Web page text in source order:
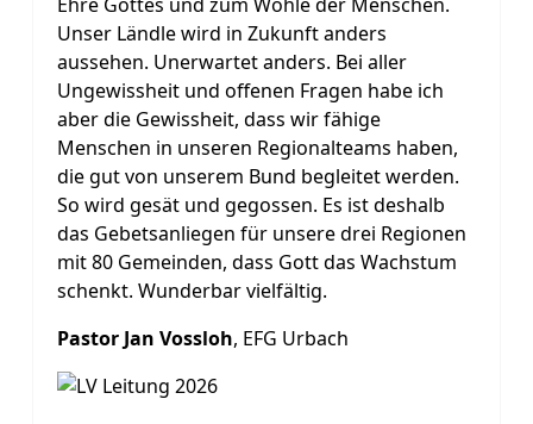
Unser Ländle wird in Zukunft anders
aussehen. Unerwartet anders. Bei aller
Ungewissheit und offenen Fragen habe ich
aber die Gewissheit, dass wir fähige
Menschen in unseren Regionalteams haben,
die gut von unserem Bund begleitet werden.
So wird gesät und gegossen. Es ist deshalb
das Gebetsanliegen für unsere drei Regionen
mit 80 Gemeinden, dass Gott das Wachstum
schenkt. Wunderbar vielfältig.
Pastor Jan Vossloh, EFG Urbach